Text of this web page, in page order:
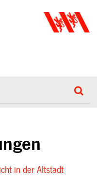
in der Altstadt